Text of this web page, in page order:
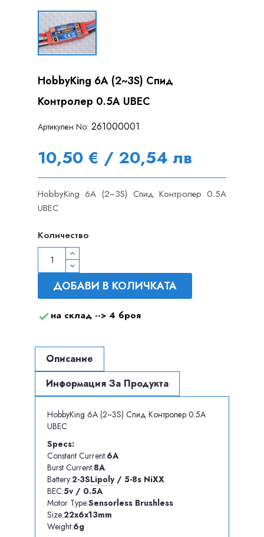
HobbyKing 6A (2~3S) Спид
Контролер 0.5A UBEC
Артикулен Nо: 261000001
10,50 € / 20,54 лв
HobbyKing 6A (2~3S) Спид Контролер 0.5A
UBEC
Количество
ДОБАВИ В КОЛИЧКАТА
 на склад --> 4 броя
Описание
Информация За Продукта
HobbyKing 6A (2~3S) Спид Контролер 0.5A
UBEC
Specs:
Constant Current:6A
Burst Current:8A
Battery:2-3SLipoly/ 5-8s NiXX
BEC:5v / 0.5A
Motor Type:Sensorless Brushless
Size:22x6x13mm
Weight:6g